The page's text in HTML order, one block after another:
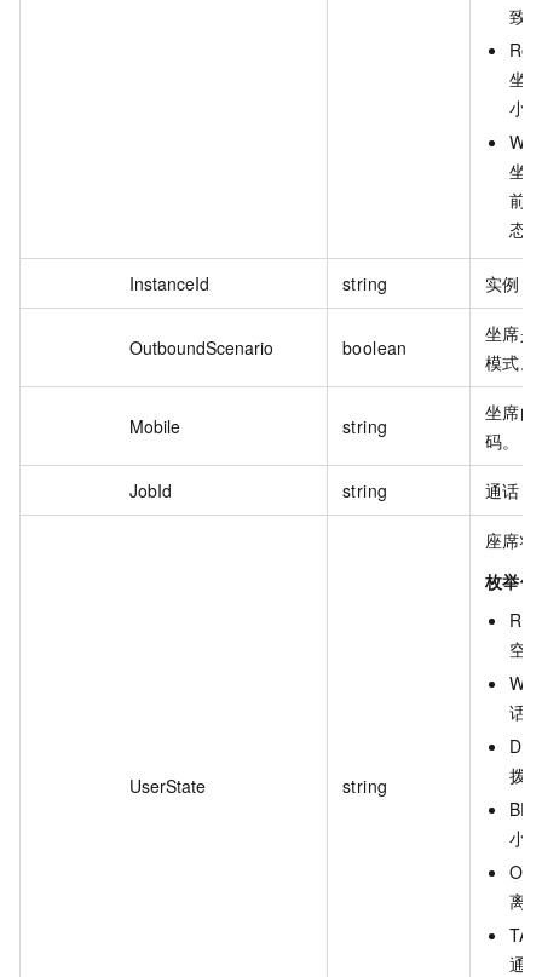
致
坐
小
坐
前
态
InstanceId string 实例
OutboundScenario boolean
坐席
模式。
Mobile string
坐席
码。
JobId string 通话
UserState string
座席
枚举值
空
话
拨
小
离
通